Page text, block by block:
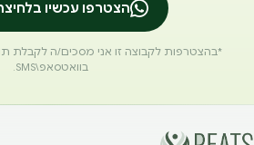
הצטרפו עכשיו
*בהצטרפות לקבוצה זו אני מסכים/ה לקבלת
בוואטסאפ\SMS.